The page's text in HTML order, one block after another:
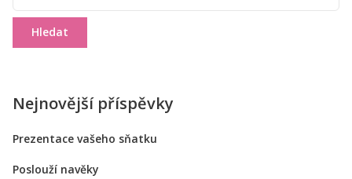
Nejnovější příspěvky
Prezentace vašeho sňatku
Poslouží navěky